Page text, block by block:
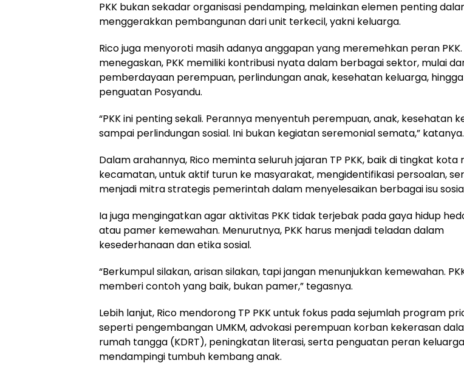
PKK bukan sekadar organisasi pendamping, melainkan elemen penting
menggerakkan pembangunan dari unit terkecil, yakni keluarga.
Rico juga menyoroti masih adanya anggapan yang meremehkan peran PKK.
menegaskan, PKK memiliki kontribusi nyata dalam berbagai sektor, mulai
pemberdayaan perempuan, perlindungan anak, kesehatan keluarga, hingga
penguatan Posyandu.
“PKK ini penting sekali. Perannya menyentuh perempuan, anak, kesehatan
sampai perlindungan sosial. Ini bukan kegiatan seremonial semata,” katanya.
Dalam arahannya, Rico meminta seluruh jajaran TP PKK, baik di tingkat kota
kecamatan, untuk aktif turun ke masyarakat, mengidentifikasi persoalan,
menjadi mitra strategis pemerintah dalam menyelesaikan berbagai isu
Ia juga mengingatkan agar aktivitas PKK tidak terjebak pada gaya hidup
atau pamer kemewahan. Menurutnya, PKK harus menjadi teladan dalam
kesederhanaan dan etika sosial.
“Berkumpul silakan, arisan silakan, tapi jangan menunjukkan kemewahan.
memberi contoh yang baik, bukan pamer,” tegasnya.
Lebih lanjut, Rico mendorong TP PKK untuk fokus pada sejumlah program
seperti pengembangan UMKM, advokasi perempuan korban kekerasan
rumah tangga (KDRT), peningkatan literasi, serta penguatan peran
mendampingi tumbuh kembang anak.